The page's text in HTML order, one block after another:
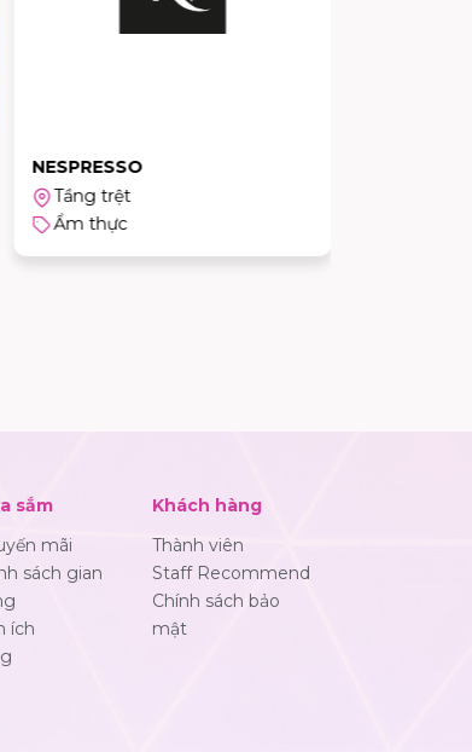
NESPRESSO
Tầng trệt
Ẩm thực
sắm
mãi
sách gian
ích
Khách hàng
Thành viên
Staff Recommend
Chính sách bảo
mật